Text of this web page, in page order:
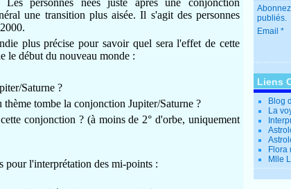
une transition plus aisée.Il s'agit des personnes
plus précise pour savoir quel sera l'effet de cette
le début du nouveau monde :
Saturne ?
tombe la conjonction Jupiter/Saturne ?
conjonction ? (à moins de 2° d'orbe, uniquement
pour l'interprétation des mi-points :
publiés.
Email
Liens
Blog
La
Flora
Mlle